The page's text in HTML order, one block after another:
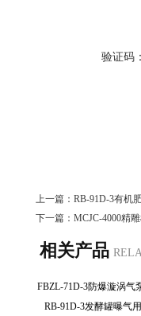
验证码
上一篇： RB-91D-3有机
下一篇： MCJC-4000精
相关产品
RB-91D-3发酵罐曝